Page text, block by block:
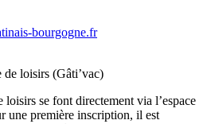
bourgogne.fr
de loisirs (Gâti’vac)
se font directement via l’espace
une première inscription, il est